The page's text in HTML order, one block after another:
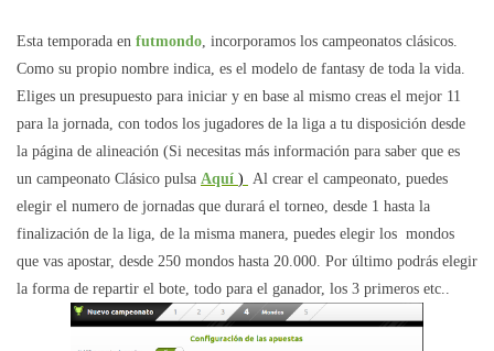
Esta temporada en futmondo, incorporamos los campeonatos clásicos.
Como su propio nombre indica, es el modelo de fantasy de toda la vida.
Eliges un presupuesto para iniciar y en base al mismo creas el mejor 11
para la jornada, con todos los jugadores de la liga a tu disposición desde
la página de alineación (Si necesitas más información para saber que es
un campeonato Clásico pulsa Aquí ) Al crear el campeonato, puedes
elegir el numero de jornadas que durará el torneo, desde 1 hasta la
finalización de la liga, de la misma manera, puedes elegir los mondos
que vas apostar, desde 250 mondos hasta 20.000. Por último podrás elegir
la forma de repartir el bote, todo para el ganador, los 3 primeros etc..